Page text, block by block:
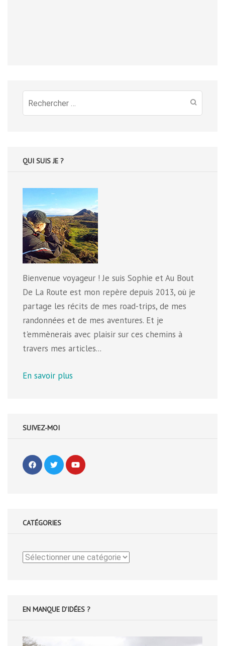
Recherche
pour
QUI SUIS JE ?
Bienvenue voyageur ! Je suis Sophie et Au Bout
De La Route est mon repère depuis 2013, où je
partage les récits de mes road-trips, de mes
randonnées et de mes aventures. Et je
t'emmènerais avec plaisir sur ces chemins à
travers mes articles...
En savoir plus
SUIVEZ-MOI
CATÉGORIES
Catégories
EN MANQUE D'IDÉES ?